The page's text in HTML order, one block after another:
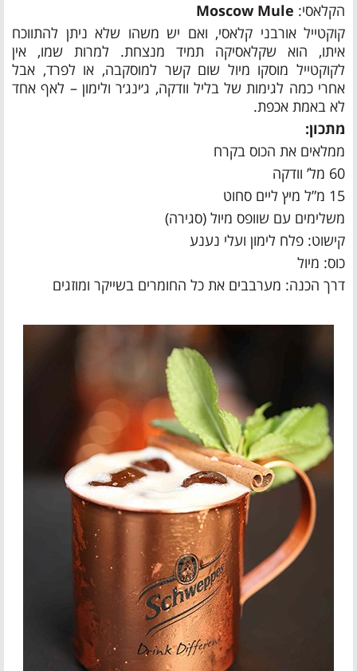
הקלאסי: Moscow Mule
קוקטייל אורבני קלאסי, ואם יש משהו שלא ניתן להתווכח
איתו, הוא שקלאסיקה תמיד מנצחת. למרות שמו, אין
לקוקטייל מוסקו מיול שום קשר למוסקבה, או לפרד, אבל
אחרי כמה לגימות של בליל וודקה, ג׳ינג׳ר ולימון – לאף אחד
לא באמת אכפת.
מתכון:
ממלאים את הכוס בקרח
60 מל’ וודקה
15 מ”ל מיץ ליים סחוט
משלימים עם שוופס מיול (סגירה)
קישוט: פלח לימון ועלי נענע
כוס: מיול
דרך הכנה: מערבבים את כל החומרים בשייקר ומוזגים